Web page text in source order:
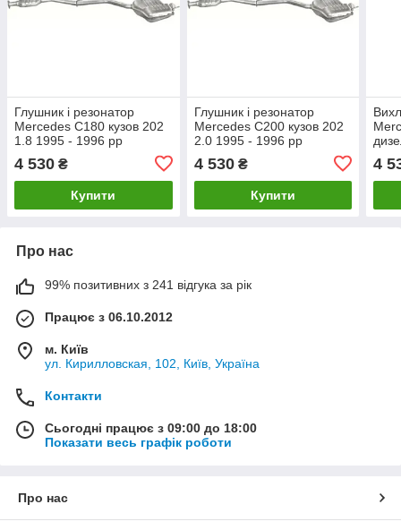
Глушник і резонатор
Mercedes C180 кузов 202
1.8 1995 - 1996 рр
4 530 ₴
Купити
Глушник і резонатор
Mercedes C200 кузов 202
2.0 1995 - 1996 рр
4 530₴
Купити
4
Про нас
99% позитивних з 241 відгука за рік
Працює з 06.10.2012
м. Київ
ул. Кирилловская, 102, Київ, Україна
Контакти
Сьогодні працює з 09:00 до 18:00
Показати весь графік роботи
Про нас